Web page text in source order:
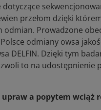
dotyczące
przełom dzięki
odmian. Prowadzone
odmiany owsa
DELFIN. Dzięki tym
to na
a popytem wciąż